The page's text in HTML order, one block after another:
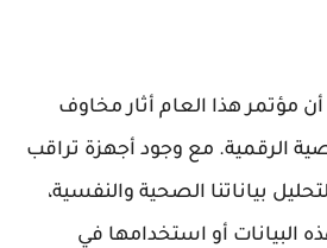
أن مؤتمر هذا العام أثار مخاوف
الرقمية. مع وجود أجهزة تراقب
بياناتنا الصحية والنفسية،
أو استخدامها في